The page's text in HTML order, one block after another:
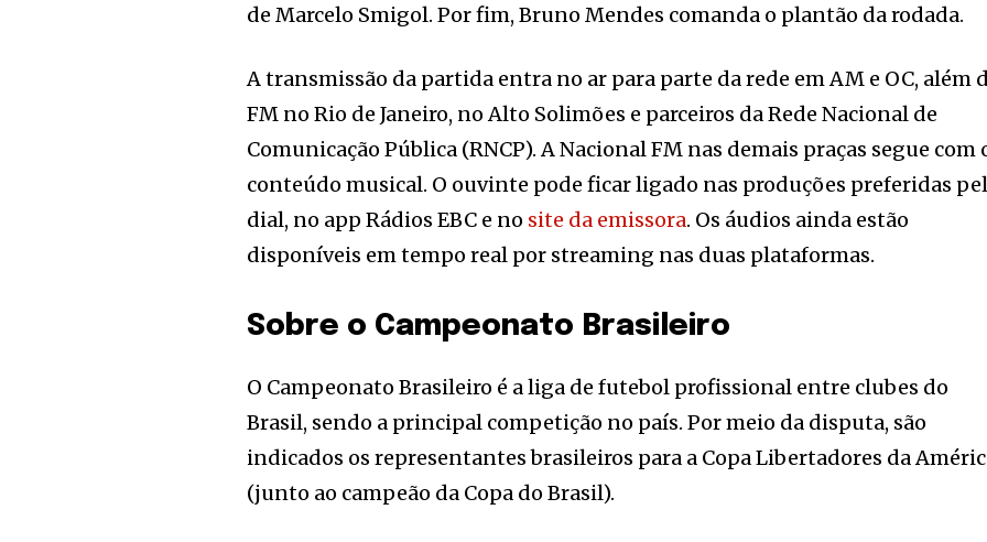
de Marcelo Smigol. Por fim, Bruno Mendes comanda o plantão da rodada.
A transmissão da partida entra no ar para parte da rede em AM e OC, além
FM no Rio de Janeiro, no Alto Solimões e parceiros da Rede Nacional de
Comunicação Pública (RNCP). A Nacional FM nas demais praças segue com
conteúdo musical. O ouvinte pode ficar ligado nas produções preferidas
dial, no app Rádios EBC e no site da emissora. Os áudios ainda estão
disponíveis em tempo real por streaming nas duas plataformas.
Sobre o Campeonato Brasileiro
O Campeonato Brasileiro é a liga de futebol profissional entre clubes do
Brasil, sendo a principal competição no país. Por meio da disputa, são
indicados os representantes brasileiros para a Copa Libertadores da
(junto ao campeão da Copa do Brasil).